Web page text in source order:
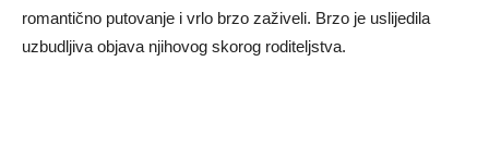
romantično putovanje i vrlo brzo zaživeli. Brzo je uslijedila
uzbudljiva objava njihovog skorog roditeljstva.